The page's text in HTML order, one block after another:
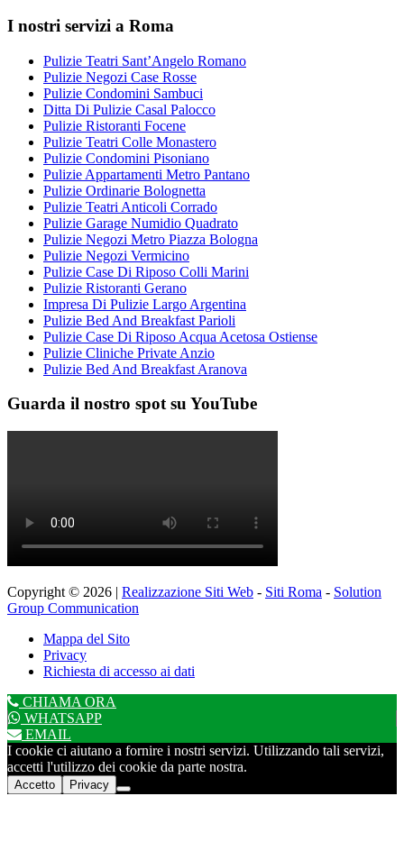
I nostri servizi a Roma
Pulizie Teatri Sant’Angelo Romano
Pulizie Negozi Case Rosse
Pulizie Condomini Sambuci
Ditta Di Pulizie Casal Palocco
Pulizie Ristoranti Focene
Pulizie Teatri Colle Monastero
Pulizie Condomini Pisoniano
Pulizie Appartamenti Metro Pantano
Pulizie Ordinarie Bolognetta
Pulizie Teatri Anticoli Corrado
Pulizie Garage Numidio Quadrato
Pulizie Negozi Metro Piazza Bologna
Pulizie Negozi Vermicino
Pulizie Case Di Riposo Colli Marini
Pulizie Ristoranti Gerano
Impresa Di Pulizie Largo Argentina
Pulizie Bed And Breakfast Parioli
Pulizie Case Di Riposo Acqua Acetosa Ostiense
Pulizie Cliniche Private Anzio
Pulizie Bed And Breakfast Aranova
Guarda il nostro spot su YouTube
Copyright © 2026 | Realizzazione Siti Web - Siti Roma - Solution
Group Communication
Mappa del Sito
Privacy
Richiesta di accesso ai dati
CHIAMA ORA
WHATSAPP
EMAIL
I cookie ci aiutano a fornire i nostri servizi. Utilizzando tali servizi,
accetti l'utilizzo dei cookie da parte nostra.
Accetto Privacy